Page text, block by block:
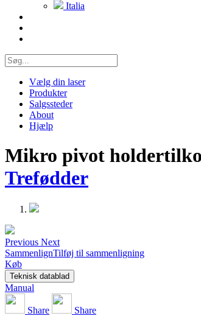
Italia
Vælg din laser
Produkter
Salgssteder
About
Hjælp
Mikro pivot
Trefødder
Previous Next
SammenlignTilføj til sammenligning
Køb
Teknisk datablad
Manual
Share Share